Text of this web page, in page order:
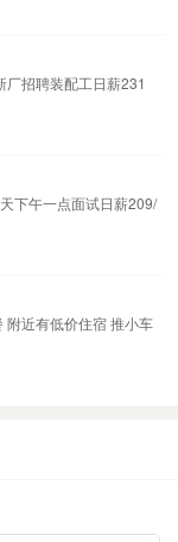
厂招聘装配工日薪231
下午一点面试日薪209/
附近有低价住宿 推小车